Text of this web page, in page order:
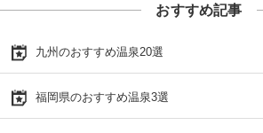
おすすめ記事
九州のおすすめ温泉20選
福岡県のおすすめ温泉3選